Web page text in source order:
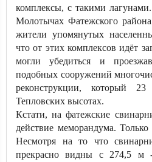
комплексы, с такими
Молотычах Фатежского
жители упомянутых
что от этих комплексов идёт
могли убедиться и
подобных сооружений
реконструкции, который 23
Тепловских высотах.
Кстати, на фатежские
действие меморандума.
Несмотря на то что
прекрасно видны с 274,5 м